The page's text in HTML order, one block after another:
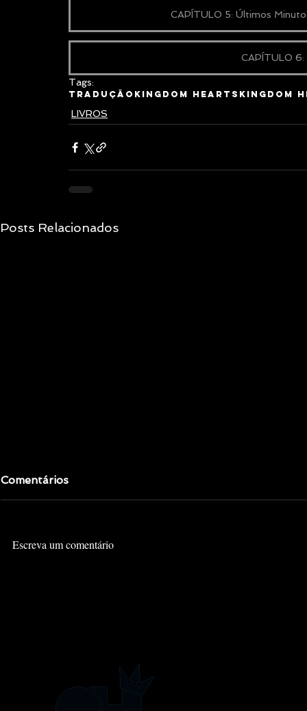
CAPÍTULO 5: Últimos
CAPÍTULO 6:
Tags:
Tradução Kingdom Hearts Kingdom
LIVROS
Posts Relacionados
Comentários
Escreva um comentário